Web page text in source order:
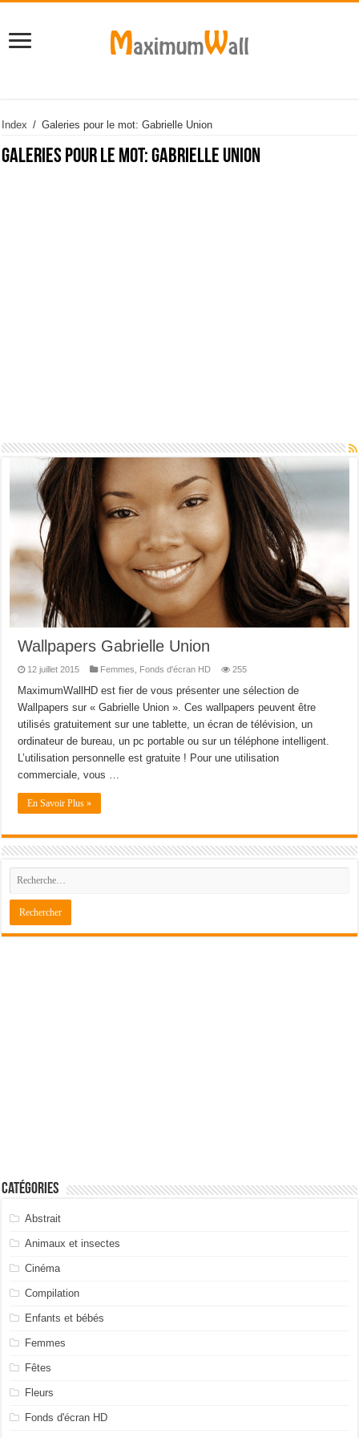
Index / Galeries pour le mot: Gabrielle Union
Galeries pour le mot:Gabrielle Union
Wallpapers Gabrielle Union
12 juillet 2015 Femmes Fonds d'écran HD 255
MaximumWallHD est fier de vous présenter une sélection de
Wallpapers sur « Gabrielle Union ». Ces wallpapers peuvent être
utilisés gratuitement sur une tablette, un écran de télévision, un
ordinateur de bureau, un pc portable ou sur un téléphone intelligent.
L’utilisation personnelle est gratuite ! Pour une utilisation
commerciale, vous …
En Savoir Plus »
Catégories
Abstrait
Animaux et insectes
Cinéma
Compilation
Enfants et bébés
Femmes
Fêtes
Fleurs
Fonds d'écran HD